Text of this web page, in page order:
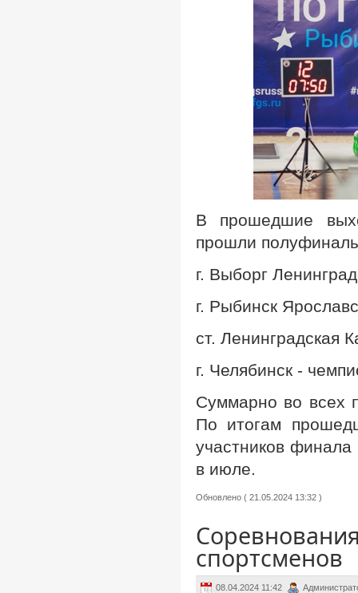
В прошедшие
прошли
г. Выборг
г. Рыбинск
ст. Ленинградская
г. Челябинск -
Суммарно во всех
По итогам
участников
в июле.
Обновлено ( 21.05.2024 13:32 )
спортсменов
08.04.2024 11:42